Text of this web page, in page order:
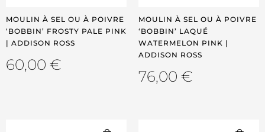
MOULIN À SEL OU À POIVRE
‘BOBBIN’ FROSTY PALE PINK
| ADDISON ROSS
60,00 €
MOULIN À SEL OU À POIVRE
‘BOBBIN’ LAQUÉ
WATERMELON PINK |
ADDISON ROSS
76,00 €